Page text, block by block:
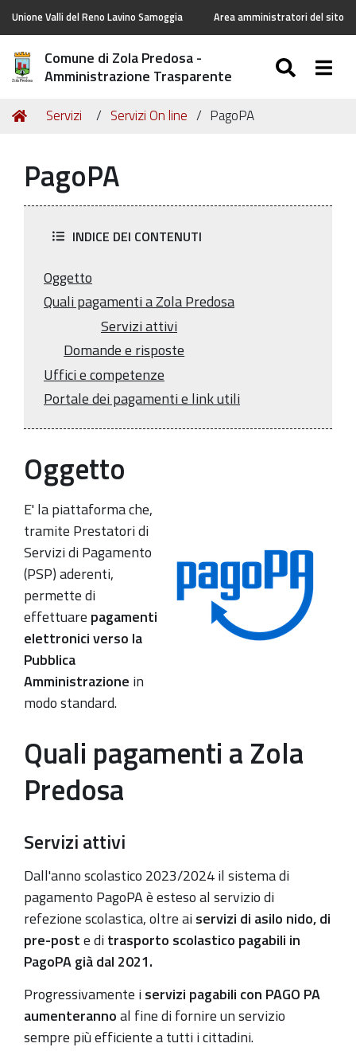
Unione Valli del Reno Lavino Samoggia Area amministratori del sito
Comune di Zola Predosa -
Amministrazione Trasparente
Tu
Home
Servizi Servizi On line PagoPA
PagoPA
INDICE DEI CONTENUTI
Oggetto
Quali pagamenti a Zola Predosa
Servizi attivi
Domande e risposte
Uffici e competenze
Portale dei pagamenti e link utili
Oggetto
E' la piattaforma che,
tramite Prestatori di
Servizi di Pagamento
(PSP) aderenti,
permette di
effettuare pagamenti
elettronici verso la
Pubblica
Amministrazione in
modo standard.
Quali pagamenti a Zola
Predosa
Servizi attivi
Dall'anno scolastico 2023/2024 il sistema di
pagamento PagoPA è esteso al servizio di
refezione scolastica, oltre aiservizi di asilo nido, di
pre-poste ditrasporto scolastico pagabili in
PagoPA già dal 2021.
Progressivamente iservizi pagabili con PAGO PA
aumenterannoal fine di fornire un servizio
sempre più efficiente a tutti i cittadini.